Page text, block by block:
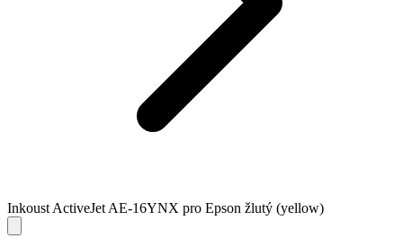
Inkoust ActiveJet AE-16YNX pro Epson žlutý (yellow)